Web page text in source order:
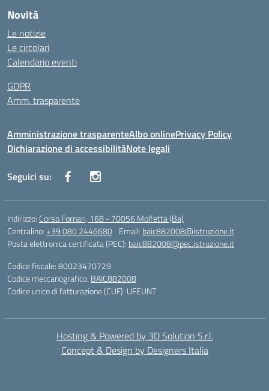
Novità
Le notizie
Le circolari
Calendario eventi
GDPR
Amm. trasparente
Amministrazione trasparenteAlbo onlinePrivacy Policy
Dichiarazione di accessibilitàNote legali
Seguici su:
Indirizzo: Corso Fornari, 168 - 70056 Molfetta (Ba)
Centralino:+39 080 2446680 Email: baic882008@istruzione.it
Posta elettronica certificata (PEC): baic882008@pec.istruzione.it
Codice fiscale: 80023470729
Codice meccanografico: BAIC882008
Codice unico di fatturazione (CUF): UFEUNT
Hosting & Powered by 3D Solution S.r.l.
Concept & Design by Designers Italia